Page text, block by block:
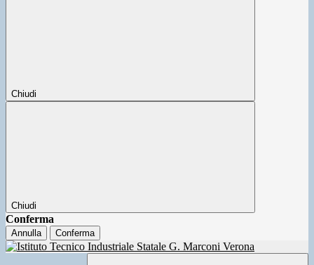
Chiudi
Chiudi
Conferma
Annulla Conferma